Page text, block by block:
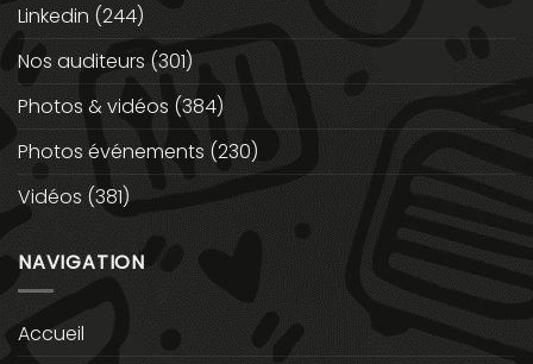
Linkedin (244)
Nos auditeurs (301)
Photos & vidéos (384)
Photos événements (230)
Vidéos (381)
NAVIGATION
Accueil